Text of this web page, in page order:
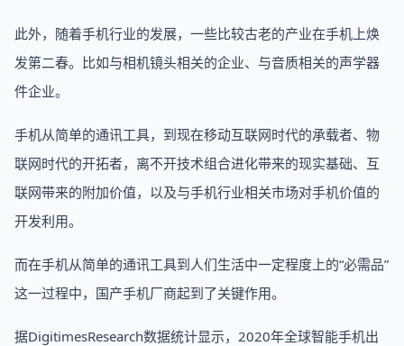
此外，随着手机行业的发展，一些比较古老的产业在手机上焕
发第二春。比如与相机镜头相关的企业、与音质相关的声学器
件企业。
手机从简单的通讯工具，到现在移动互联网时代的承载者、物
联网时代的开拓者，离不开技术组合进化带来的现实基础、互
联网带来的附加价值，以及与手机行业相关市场对手机价值的
开发利用。
而在手机从简单的通讯工具到人们生活中一定程度上的“必需品”
这一过程中，国产手机厂商起到了关键作用。
据DigitimesResearch数据统计显示，2020年全球智能手机出